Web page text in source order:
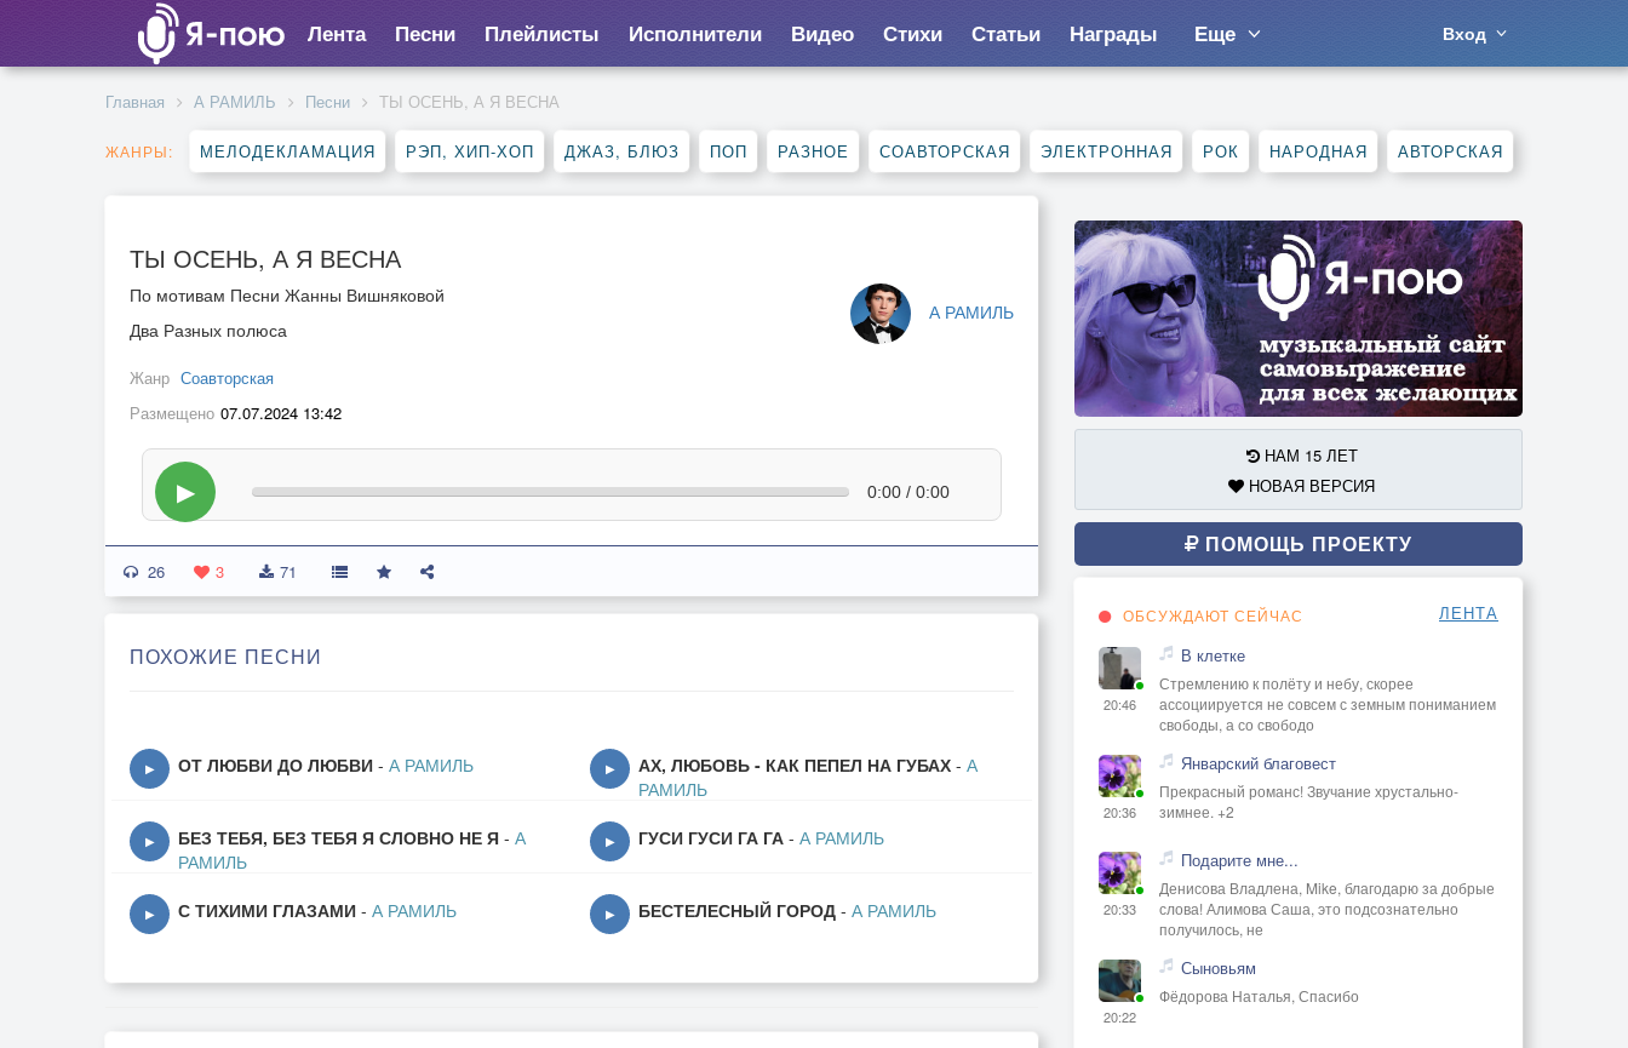
Лента Песни Плейлисты Исполнители Видео Стихи Статьи Награды Еще Вход
Главная А РАМИЛЬ Песни ТЫ ОСЕНЬ, А Я ВЕСНА
ЖАНРЫ: МЕЛОДЕКЛАМАЦИЯ РЭП, ХИП-ХОП ДЖАЗ, БЛЮЗ ПОП РАЗНОЕ СОАВТОРСКАЯ ЭЛЕКТРОННАЯ РОК НАРОДНАЯ АВТОРСКАЯ
ТЫ ОСЕНЬ, А Я ВЕСНА
А РАМИЛЬ
По мотивам Песни Жанны Вишняковой
Два Разных полюса
Жанр Соавторская
Размещено 07.07.2024 13:42
▶ 0:00 / 0:00
26 3 71
ПОХОЖИЕ ПЕСНИ
▶ ОТ ЛЮБВИ ДО ЛЮБВИ - А РАМИЛЬ ▶ АХ, ЛЮБОВЬ - КАК ПЕПЕЛ НА ГУБАХ - А
РАМИЛЬ
▶ БЕЗ ТЕБЯ, БЕЗ ТЕБЯ Я СЛОВНО НЕ Я - А
РАМИЛЬ
▶ ГУСИ ГУСИ ГА ГА - А РАМИЛЬ
▶ С ТИХИМИ ГЛАЗАМИ - А РАМИЛЬ ▶ БЕСТЕЛЕСНЫЙ ГОРОД - А РАМИЛЬ
НАМ 15 ЛЕТ
НОВАЯ ВЕРСИЯ
ПОМОЩЬ ПРОЕКТУ
ОБСУЖДАЮТ СЕЙЧАС ЛЕНТА
20:46
В клетке
Стремлению к полёту и небу, скорее
ассоциируется не совсем с земным пониманием
свободы, а со свободо
20:36
Январский благовест
Прекрасный романс! Звучание хрустально-
зимнее. +2
20:33
Подарите мне...
Денисова Владлена, Mike, благодарю за добрые
слова! Алимова Саша, это подсознательно
получилось, не
20:22
Сыновьям
Фёдорова Наталья, Спасибо